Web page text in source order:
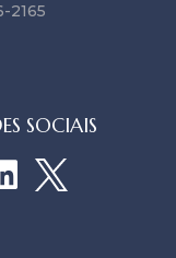
2165
SOCIAIS